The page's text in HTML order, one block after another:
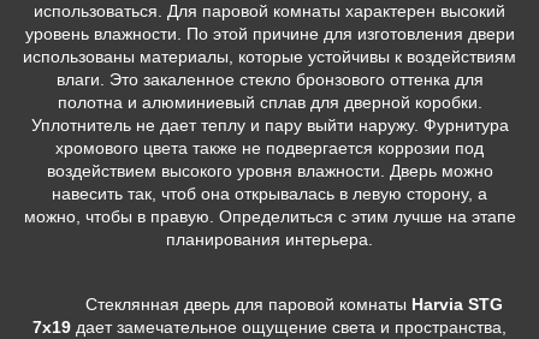
использоваться. Для паровой комнаты характерен высокий
уровень влажности. По этой причине для изготовления двери
использованы материалы, которые устойчивы к воздействиям
влаги. Это закаленное стекло бронзового оттенка для
полотна и алюминиевый сплав для дверной коробки.
Уплотнитель не дает теплу и пару выйти наружу. Фурнитура
хромового цвета также не подвергается коррозии под
воздействием высокого уровня влажности. Дверь можно
навесить так, чтоб она открывалась в левую сторону, а
можно, чтобы в правую. Определиться с этим лучше на этапе
планирования интерьера.
Стеклянная дверь для паровой комнаты Harvia STG
7х19 дает замечательное ощущение света и пространства,